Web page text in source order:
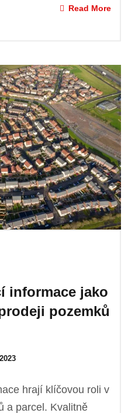
Read More
informace jako
pozemků
hrají klíčovou roli v
a parcel. Kvalitně